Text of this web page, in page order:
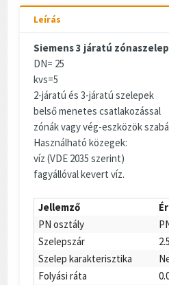
Leírás
Siemens 3 járatú
DN= 25
kvs=5
2-járatú és 3-járatú szelepek
belső menetes csatlakozással
zónák vagy vég-eszközök
Használható közegek:
víz (VDE 2035 szerint)
fagyállóval kevert víz.
Jellemző
PN osztály
Szelepszár
Szelep karakterisztika
Folyási ráta